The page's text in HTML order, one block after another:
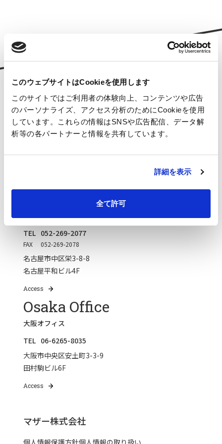
このウェブサイトはCookieを使用します
このサイトではご利用者の体験向上、コンテンツや広告
のパーソナライズ、アクセス分析のためにCookieを使用
しています。これらの情報はSNSや広告配信、データ解
析等の各パートナーと情報を共有しています。
詳細を表示
全て許可
Tokyo Office
東京オフィス
TEL
03-6823-6650
FAX 03-6823-6651
Nagoya Office
名古屋オフィス
TEL 052-269-2077
FAX 052-269-2078
名古屋市中区栄3-8-8
名古屋平和ビル4F
Access
Osaka Office
大阪オフィス
TEL 06-6265-8035
大阪市中央区安土町3-3-9
田村駒ビル6F
Access
マザー株式会社